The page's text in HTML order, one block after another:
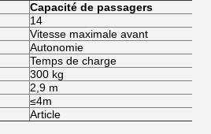
Capacité de passagers
14
Vitesse maximale avant
Autonomie
Temps de charge
300 kg
2,9 m
≤4m
Article